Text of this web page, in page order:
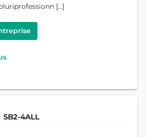
[…]
SB2-4ALL